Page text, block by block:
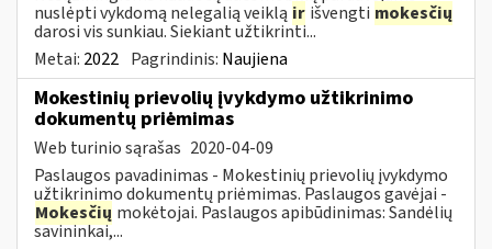
nuslėpti vykdomą nelegalią veiklą ir išvengti mokesčių
darosi vis sunkiau. Siekiant užtikrinti...
Metai: 2022 Pagrindinis: Naujiena
Mokestinių prievolių įvykdymo užtikrinimo
dokumentų priėmimas
Web turinio sąrašas 2020-04-09
Paslaugos pavadinimas - Mokestinių prievolių įvykdymo
užtikrinimo dokumentų priėmimas. Paslaugos gavėjai -
Mokesčių mokėtojai. Paslaugos apibūdinimas: Sandėlių
savininkai,...